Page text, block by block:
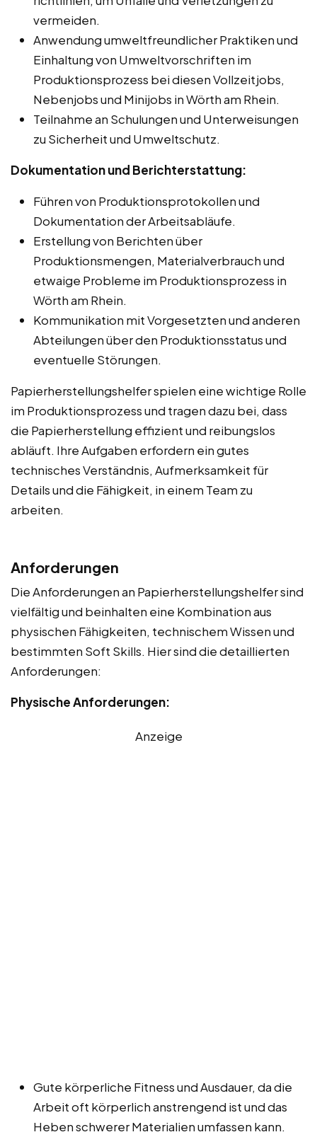
vermeiden.
Anwendung umweltfreundlicher Praktiken und
Einhaltung von Umweltvorschriften im
Produktionsprozess bei diesen Vollzeitjobs,
Nebenjobs und Minijobs in Wörth am Rhein.
Teilnahme an Schulungen und Unterweisungen
zu Sicherheit und Umweltschutz.
Dokumentation und Berichterstattung:
Führen von Produktionsprotokollen und
Dokumentation der Arbeitsabläufe.
Erstellung von Berichten über
Produktionsmengen, Materialverbrauch und
etwaige Probleme im Produktionsprozess in
Wörth am Rhein.
Kommunikation mit Vorgesetzten und anderen
Abteilungen über den Produktionsstatus und
eventuelle Störungen.
Papierherstellungshelfer spielen eine wichtige Rolle
im Produktionsprozess und tragen dazu bei, dass
die Papierherstellung effizient und reibungslos
abläuft. Ihre Aufgaben erfordern ein gutes
technisches Verständnis, Aufmerksamkeit für
Details und die Fähigkeit, in einem Team zu
arbeiten.
Anforderungen
Die Anforderungen an Papierherstellungshelfer sind
vielfältig und beinhalten eine Kombination aus
physischen Fähigkeiten, technischem Wissen und
bestimmten Soft Skills. Hier sind die detaillierten
Anforderungen:
Physische Anforderungen:
Anzeige
Gute körperliche Fitness und Ausdauer, da die
Arbeit oft körperlich anstrengend ist und das
Heben schwerer Materialien umfassen kann.